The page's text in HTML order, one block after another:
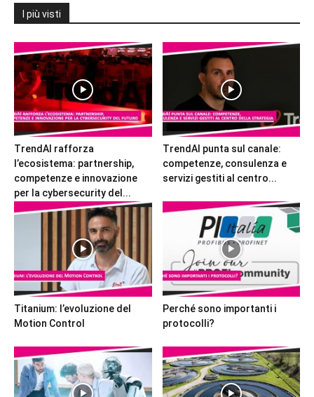
I più visti
TrendAI rafforza
l’ecosistema: partnership,
competenze e innovazione
per la cybersecurity del...
TrendAI punta sul canale:
competenze, consulenza e
servizi gestiti al centro...
Titanium: l’evoluzione del
Motion Control
Perché sono importanti i
protocolli?